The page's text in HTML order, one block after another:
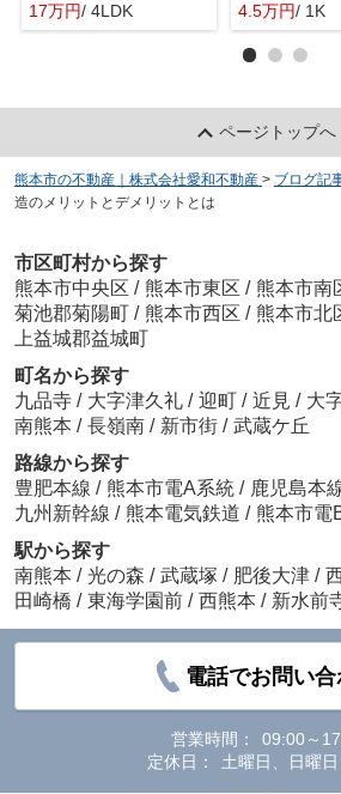
17万円/ 4LDK
4.5万円/ 1K
ページトップへ
熊本市の不動産｜株式会社愛和不動産 > ブログ記
造のメリットとデメリットとは
市区町村から探す
熊本市中央区 / 熊本市東区 / 熊本市南
菊池郡菊陽町 / 熊本市西区 / 熊本市北
上益城郡益城町
町名から探す
九品寺 / 大字津久礼 / 迎町 / 近見 / 大
南熊本 / 長嶺南 / 新市街 / 武蔵ケ丘
路線から探す
豊肥本線 / 熊本市電A系統 / 鹿児島本
九州新幹線 / 熊本電気鉄道 / 熊本市電
駅から探す
南熊本 / 光の森 / 武蔵塚 / 肥後大津 /
田崎橋 / 東海学園前 / 西熊本 / 新水前
電話でお問い
営業時間：
09:00～
定休日：
土曜日、日曜日